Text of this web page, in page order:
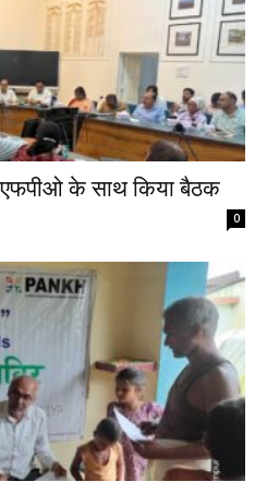
एफपीओ के साथ किया बैठक
0